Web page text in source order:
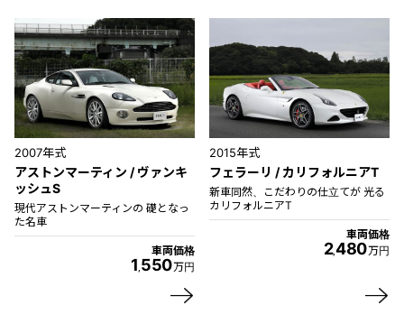
2007年式
アストンマーティン / ヴァンキ
ッシュS
現代アストンマーティンの 礎となっ
た名車
車両価格
1 550万円
2015年式
フェラーリ / カリフォルニアT
新車同然、こだわりの仕立てが 光る
カリフォルニアT
車両価格
2,480万円